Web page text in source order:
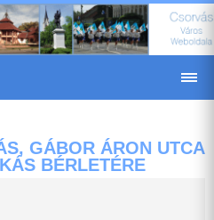
GÁBOR ÁRON UTCA
BÉRLETÉRE